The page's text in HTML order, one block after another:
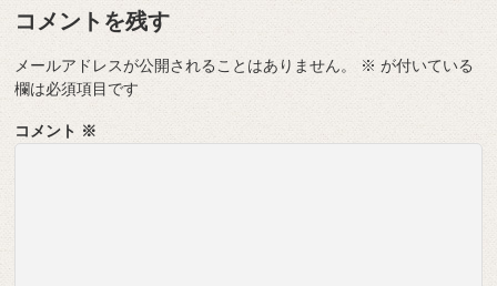
コメントを残す
メールアドレスが公開されることはありません。 ※ が付いている
欄は必須項目です
コメント ※